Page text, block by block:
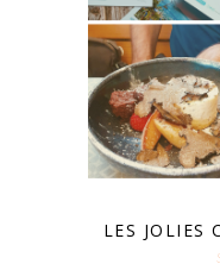
LES JOLIES